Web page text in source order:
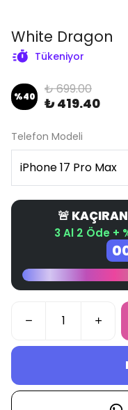
White Dragon
Tükeniyor
%40 ₺ 699.00
₺ 419.40
Telefon Modeli
🚨
3 Al 2 Öde +